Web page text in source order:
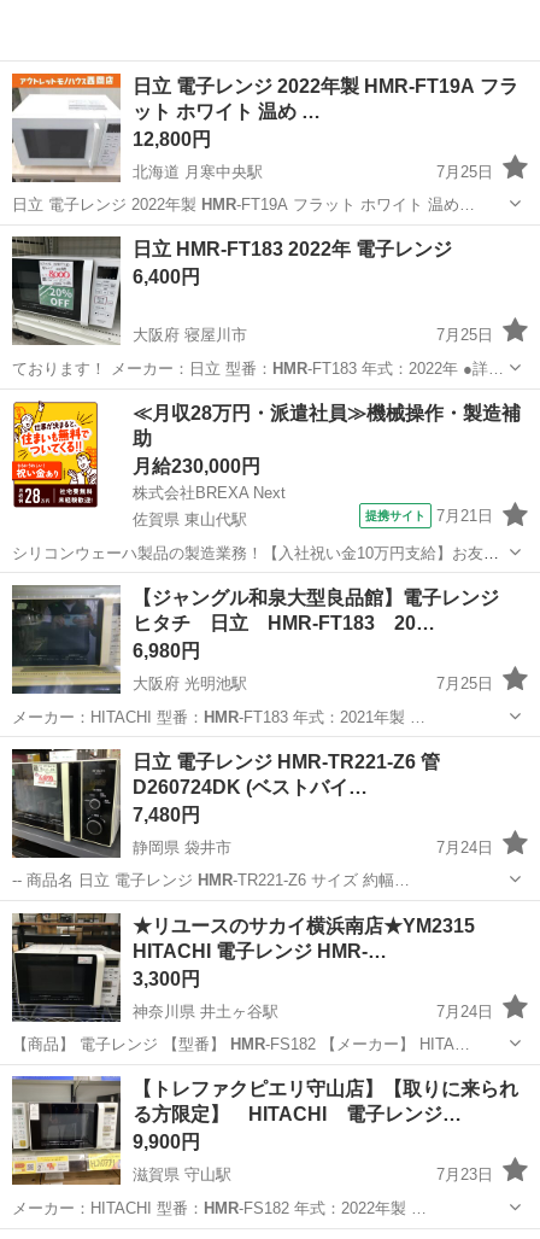
日立 電子レンジ 2022年製 HMR-FT19A フラ
ット ホワイト 温め …
12,800円
北海道 月寒中央駅
7月25日
日立 電子レンジ 2022年製 HMR-FT19A フラット ホワイト 温め…
北海道 札幌市 月寒中央駅 キッチン家電
日立 HMR-FT183 2022年 電子レンジ
6,400円
大阪府 寝屋川市
7月25日
ております！ メーカー：日立 型番： HMR -FT183 年式：2022年 ●詳…
大阪 寝屋川市 キッチン家電 HMR
≪月収28万円・派遣社員≫機械操作・製造補
助
月給230,000円
株式会社BREXA Next
佐賀県 東山代駅
提携サイト 7月21日
シリコンウェーハ製品の製造業務！【入社祝い金10万円支給】お友達
やカップルとの応募OK◎年間休日129日＆休出なしでプライベート充
実♪業務はクリーンルームで快適作業◎自社正社員登用制度あり★1食
300円～の格安食堂あり！《佐...
佐賀 伊万里市 東山代駅 その他
【ジャングル和泉大型良品館】電子レンジ
ヒタチ 日立 HMR-FT183 20…
6,980円
大阪府 光明池駅
7月25日
メーカー：HITACHI 型番： HMR-FT183 年式：2021年製 …
大阪 和泉市 光明池駅 ジャングル
日立 電子レンジ HMR-TR221-Z6 管
D260724DK (ベストバイ…
7,480円
静岡県 袋井市
7月24日
-- 商品名 日立 電子レンジ HMR -TR221-Z6 サイズ 約幅…
静岡 袋井市 キッチン家電 HMR
★リユースのサカイ横浜南店★YM2315
HITACHI 電子レンジ HMR-…
3,300円
神奈川県 井土ヶ谷駅
7月24日
【商品】 電子レンジ 【型番】
HMR-FS182 【メーカー】 HITA…
神奈川 横浜市 井土ヶ谷駅 キッチン家電 HMR
【トレファクピエリ守山店】【取りに来られ
る方限定】 HITACHI 電子レンジ…
9,900円
滋賀県 守山駅
7月23日
メーカー：HITACHI 型番： HMR-FS182 年式：2022年製 …